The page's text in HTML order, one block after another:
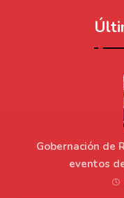
Gobernación de
eventos